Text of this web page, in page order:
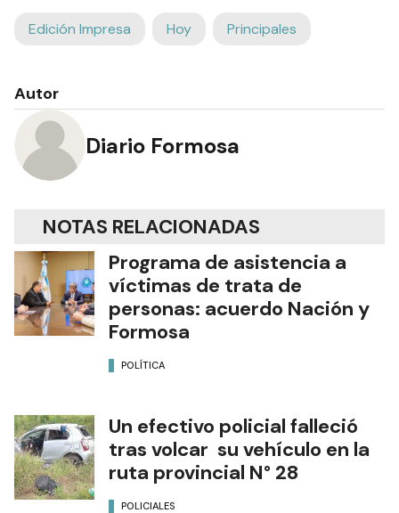
Edición Impresa Hoy Principales
Autor
Diario Formosa
NOTAS RELACIONADAS
Programa de asistencia a
víctimas de trata de
personas: acuerdo Nación y
Formosa
POLÍTICA
Un efectivo policial falleció
tras volcar su vehículo en la
ruta provincial N° 28
POLICIALES